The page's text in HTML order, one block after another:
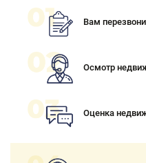
Вам
Осмотр
Оценка